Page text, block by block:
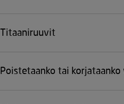
Titaaniruuvit
Poistetaanko tai